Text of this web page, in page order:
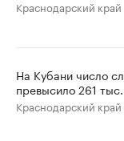
Краснодарский край
На Кубани число
превысило 261 тыс.
Краснодарский край